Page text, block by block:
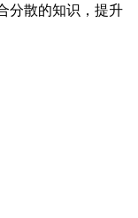
分散的知识，提升